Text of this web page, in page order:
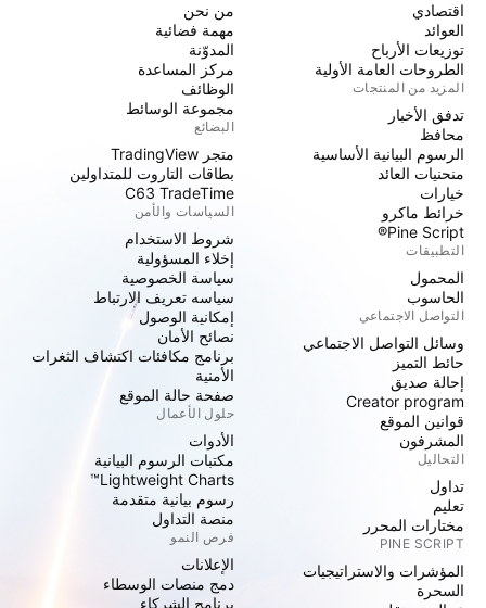
اقتصادي
العوائد
توزيعات الأرباح
الطروحات العامة الأولية
المزيد من المنتجات
تدفق الأخبار
محافظ
الرسوم البيانية الأساسية
منحنيات العائد
خيارات
خرائط ماكرو
Pine Script®
التطبيقات
المحمول
الحاسوب
التواصل الاجتماعي
وسائل التواصل الاجتماعي
حائط التميز
إحالة صديق
Creator program
قوانين الموقع
المشرفون
التحاليل
تداول
تعليم
مختارات المحرر
PINE SCRIPT
المؤشرات والاستراتيجيات
السحرة
من نحن
مهمة فضائية
المدوّنة
مركز المساعدة
الوظائف
مجموعة الوسائط
البضائع
متجر TradingView
بطاقات التاروت للمتداولين
C63 TradeTime
السياسات والأمن
شروط الاستخدام
إخلاء المسؤولية
سياسة الخصوصية
سياسه تعريف الارتباط
إمكانية الوصول
نصائح الأمان
برنامج مكافئات اكتشاف الثغرات
الأمنية
صفحة حالة الموقع
حلول الأعمال
الأدوات
مكتبات الرسوم البيانية
Lightweight Charts™
رسوم بيانية متقدمة
منصة التداول
فرص النمو
الإعلانات
دمج منصات الوسطاء
برنامج الشركاء